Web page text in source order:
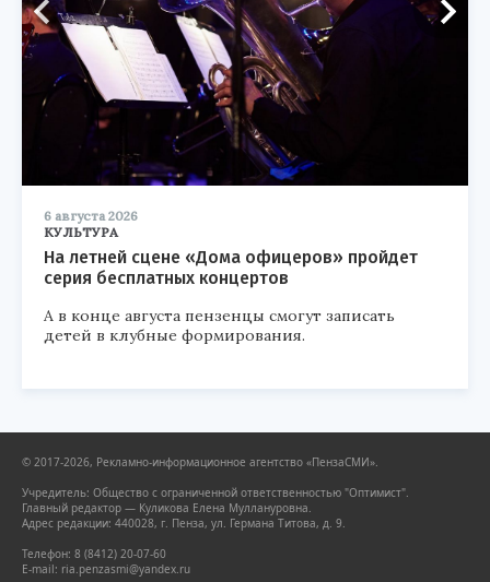
6 августа 2026
КУЛЬТУРА
На летней сцене «Дома офицеров» пройдет
серия бесплатных концертов
А в конце августа пензенцы смогут записать
детей в клубные формирования.
© 2017-2026, Рекламно-информационное агентство «ПензаСМИ».
Учредитель: Общество с ограниченной ответственностью "Оптимист".
Главный редактор — Куликова Елена Муллануровна.
Адрес редакции: 440028, г. Пенза, ул. Германа Титова, д. 9.
Телефон: 8 (8412) 20-07-60
E-mail: ria.penzasmi@yandex.ru